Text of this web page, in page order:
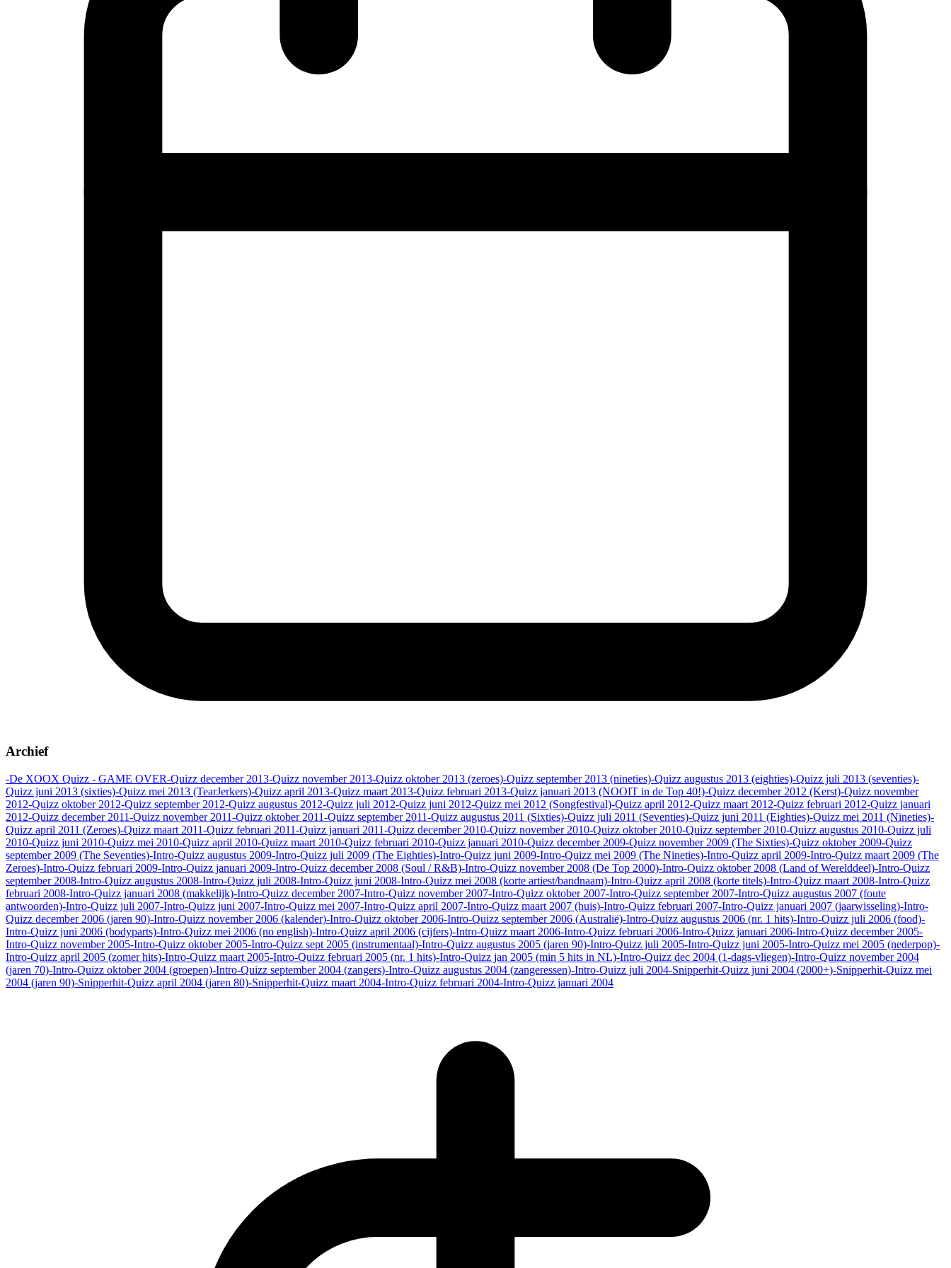
Archief
-De XOOX Quizz - GAME OVER-Quizz december 2013-Quizz november 2013-Quizz oktober 2013 (zeroes)-Quizz september 2013 (nineties)-Quizz augustus 2013 (eighties)-Quizz juli 2013 (seventies)-
Quizz juni 2013 (sixties)-Quizz mei 2013 (TearJerkers)-Quizz april 2013-Quizz maart 2013-Quizz februari 2013-Quizz januari 2013 (NOOIT in de Top 40!)-Quizz december 2012 (Kerst)-Quizz november
2012-Quizz oktober 2012-Quizz september 2012-Quizz augustus 2012-Quizz juli 2012-Quizz juni 2012-Quizz mei 2012 (Songfestival)-Quizz april 2012-Quizz maart 2012-Quizz februari 2012-Quizz januari
2012-Quizz december 2011-Quizz november 2011-Quizz oktober 2011-Quizz september 2011-Quizz augustus 2011 (Sixties)-Quizz juli 2011 (Seventies)-Quizz juni 2011 (Eighties)-Quizz mei 2011 (Nineties)-
Quizz april 2011 (Zeroes)-Quizz maart 2011-Quizz februari 2011-Quizz januari 2011-Quizz december 2010-Quizz november 2010-Quizz oktober 2010-Quizz september 2010-Quizz augustus 2010-Quizz juli
2010-Quizz juni 2010-Quizz mei 2010-Quizz april 2010-Quizz maart 2010-Quizz februari 2010-Quizz januari 2010-Quizz december 2009-Quizz november 2009 (The Sixties)-Quizz oktober 2009-Quizz
september 2009 (The Seventies)-Intro-Quizz augustus 2009-Intro-Quizz juli 2009 (The Eighties)-Intro-Quizz juni 2009-Intro-Quizz mei 2009 (The Nineties)-Intro-Quizz april 2009-Intro-Quizz maart 2009 (The
Zeroes)-Intro-Quizz februari 2009-Intro-Quizz januari 2009-Intro-Quizz december 2008 (Soul / R&B)-Intro-Quizz november 2008 (De Top 2000)-Intro-Quizz oktober 2008 (Land of Werelddeel)-Intro-Quizz
september 2008-Intro-Quizz augustus 2008-Intro-Quizz juli 2008-Intro-Quizz juni 2008-Intro-Quizz mei 2008 (korte artiest/bandnaam)-Intro-Quizz april 2008 (korte titels)-Intro-Quizz maart 2008-Intro-Quizz
februari 2008-Intro-Quizz januari 2008 (makkelijk)-Intro-Quizz december 2007-Intro-Quizz november 2007-Intro-Quizz oktober 2007-Intro-Quizz september 2007-Intro-Quizz augustus 2007 (foute
antwoorden)-Intro-Quizz juli 2007-Intro-Quizz juni 2007-Intro-Quizz mei 2007-Intro-Quizz april 2007-Intro-Quizz maart 2007 (huis)-Intro-Quizz februari 2007-Intro-Quizz januari 2007 (jaarwisseling)-Intro-
Quizz december 2006 (jaren 90)-Intro-Quizz november 2006 (kalender)-Intro-Quizz oktober 2006-Intro-Quizz september 2006 (Australië)-Intro-Quizz augustus 2006 (nr. 1 hits)-Intro-Quizz juli 2006 (food)-
Intro-Quizz juni 2006 (bodyparts)-Intro-Quizz mei 2006 (no english)-Intro-Quizz april 2006 (cijfers)-Intro-Quizz maart 2006-Intro-Quizz februari 2006-Intro-Quizz januari 2006-Intro-Quizz december 2005-
Intro-Quizz november 2005-Intro-Quizz oktober 2005-Intro-Quizz sept 2005 (instrumentaal)-Intro-Quizz augustus 2005 (jaren 90)-Intro-Quizz juli 2005-Intro-Quizz juni 2005-Intro-Quizz mei 2005 (nederpop)-
Intro-Quizz april 2005 (zomer hits)-Intro-Quizz maart 2005-Intro-Quizz februari 2005 (nr. 1 hits)-Intro-Quizz jan 2005 (min 5 hits in NL)-Intro-Quizz dec 2004 (1-dags-vliegen)-Intro-Quizz november 2004
(jaren 70)-Intro-Quizz oktober 2004 (groepen)-Intro-Quizz september 2004 (zangers)-Intro-Quizz augustus 2004 (zangeressen)-Intro-Quizz juli 2004-Snipperhit-Quizz juni 2004 (2000+)-Snipperhit-Quizz mei
2004 (jaren 90)-Snipperhit-Quizz april 2004 (jaren 80)-Snipperhit-Quizz maart 2004-Intro-Quizz februari 2004-Intro-Quizz januari 2004